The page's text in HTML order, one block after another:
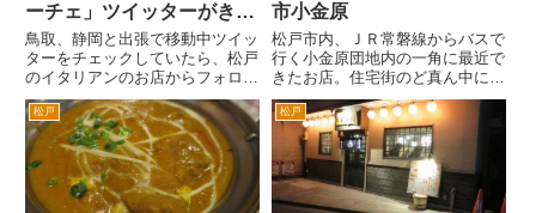
ーチェ」ツイッターがきっ
かけで行ってみた
鳥取、静岡と出張で移動中ツイッ
ターをチェックしていたら、松戸
のイタリアンのお店からフォロー
いただいたことに気づきました。
松戸駅東口のお店。東口といえば
僕の守備範囲。しかもイタリアン
は好きなので普段から気を付けて
いるはずなんだが・・・と住所...
市小金原
松戸市内、ＪＲ常磐線からバスで
行く小金原団地内の一角に最近で
きたお店。住宅街のど真ん中にあ
るのですが、写真で店内を撮影し
た看板が目立ちます。 外観は、
洋風なコテージやペンションみた
いな雰囲気です。基本的に、夜の
焼き鳥などがメインの洋風居酒
屋...
松戸 松戸